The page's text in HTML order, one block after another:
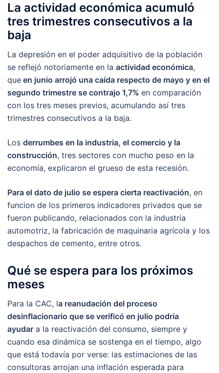
La actividad económica acumuló
tres trimestres consecutivos a la
baja
La depresión en el poder adquisitivo de la población
se reflejó notoriamente en la actividad económica,
que en junio arrojó una caída respecto de mayo y en el
segundo trimestre se contrajo 1,7% en comparación
con los tres meses previos, acumulando así tres
trimestres consecutivos a la baja.
Los derrumbes en la industria, el comercio y la
construcción, tres sectores con mucho peso en la
economía, explicaron el grueso de esta recesión.
Para el dato de julio se espera cierta reactivación, en
funcion de los primeros indicadores privados que se
fueron publicando, relacionados con la industria
automotriz, la fabricación de maquinaria agrícola y los
despachos de cemento, entre otros.
Qué se espera para los próximos
meses
Para la CAC, la reanudación del proceso
desinflacionario que se verificó en julio podría
ayudar a la reactivación del consumo, siempre y
cuando esa dinámica se sostenga en el tiempo, algo
que está todavía por verse: las estimaciones de las
consultoras arrojan una inflación esperada para